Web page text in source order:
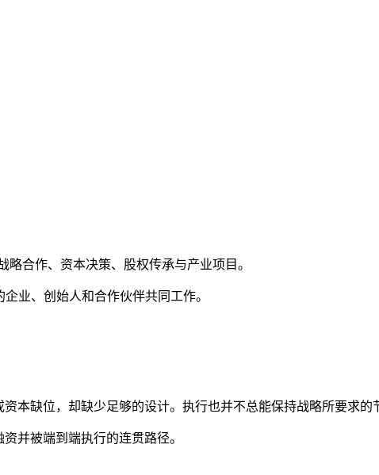
略合作、资本决策、股权传承与产业项目。
业、创始人和合作伙伴共同工作。
本缺位，却缺少足够的设计。执行也并不总能保持战略所要求的
并被端到端执行的连贯路径。